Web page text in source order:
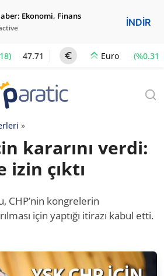
Ekonomi, Finans
İNDİR
47.71 Euro (%0.31)
»
kararını verdi:
izin çıktı
CHP’nin kongrelerin
için yaptığı itirazı kabul etti.